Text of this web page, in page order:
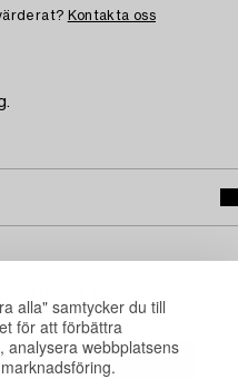
alla" samtycker du till
för att förbättra
analysera webbplatsens
Kontakta oss